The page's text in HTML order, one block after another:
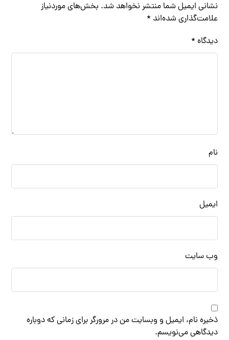
نشانی ایمیل شما منتشر نخواهد شد. بخش‌های موردنیاز
علامت‌گذاری شده‌اند *
دیدگاه *
نام
ایمیل
وب‌ سایت
ذخیره نام، ایمیل و وبسایت من در مرورگر برای زمانی که دوباره
دیدگاهی می‌نویسم.